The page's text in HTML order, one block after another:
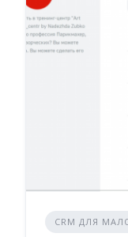
CRM ДЛЯ